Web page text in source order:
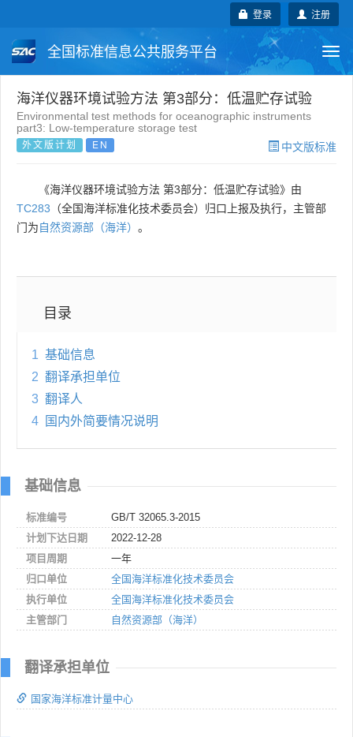
注册
登录
全国标准信息公共服务平台
国家标准 行业标准 地方标准
团体标准 企业标准
海洋仪器环境试验方法 第3部分：低温贮存试验
Environmental test methods for oceanographic instruments
part3: Low-temperature storage test
外文版计划 EN 中文版标准
《海洋仪器环境试验方法 第3部分：低温贮存试验》由
TC283 （全国海洋标准化技术委员会）归口上报及执行，主管部
门为自然资源部（海洋） 。
目录
1 基础信息
2 翻译承担单位
3 翻译人
4
国内外简要情况说明
基础信息
标准编号
GB/T 32065.3-2015
计划下达日期
2022-12-28
项目周期
一年
归口单位
全国海洋标准化技术委员会
执行单位
全国海洋标准化技术委员会
主管部门
自然资源部（海洋）
翻译承担单位
国家海洋标准计量中心